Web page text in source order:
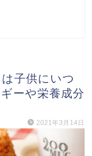
子供にいつ
ーや栄養成分
2021年3月14日